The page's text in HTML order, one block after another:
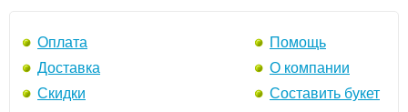
Оплата
Доставка
Скидки
Помощь
О компании
Составить букет